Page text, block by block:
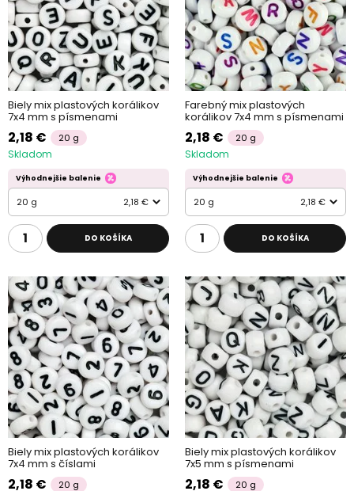
Biely mix plastových korálikov
7x4 mm s písmenami
2,18 € 20 g
Skladom
Výhodnejšie balenie
20 g 2,18 €
DO KOŠÍKA
Farebný mix plastových
korálikov 7x4 mm s písmenami
2,18 € 20 g
Skladom
Výhodnejšie balenie
20 g 2,18 €
DO KOŠÍKA
Biely mix plastových korálikov
7x4 mm s číslami
2,18 € 20 g
Biely mix plastových korálikov
7x5 mm s písmenami
2,18 € 20 g